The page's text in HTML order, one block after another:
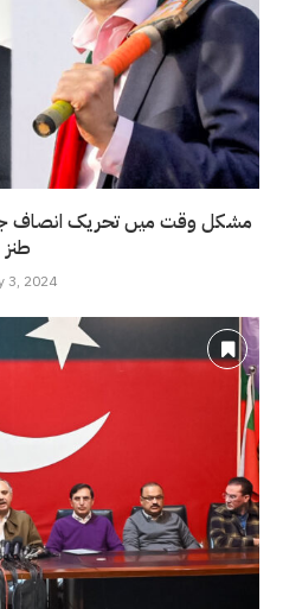
مشکل وقت میں تحریک انصاف
طنز
3, 2024